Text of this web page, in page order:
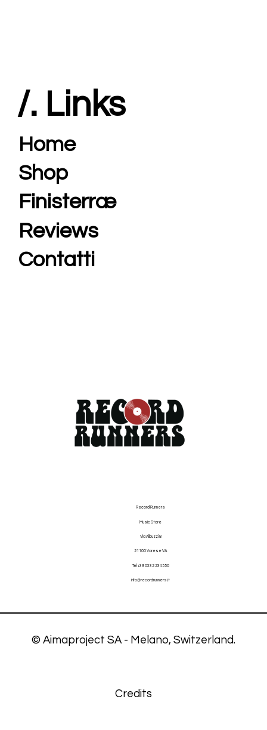
/. Links
Home
Shop
Finisterræ
Reviews
Contatti
Record Runners
Music Store
Via Albuzzi 8
21100 Varese VA
Tel +390332 234550
info@recordrunners.it
© Aimaproject SA - Melano, Switzerland.
Credits